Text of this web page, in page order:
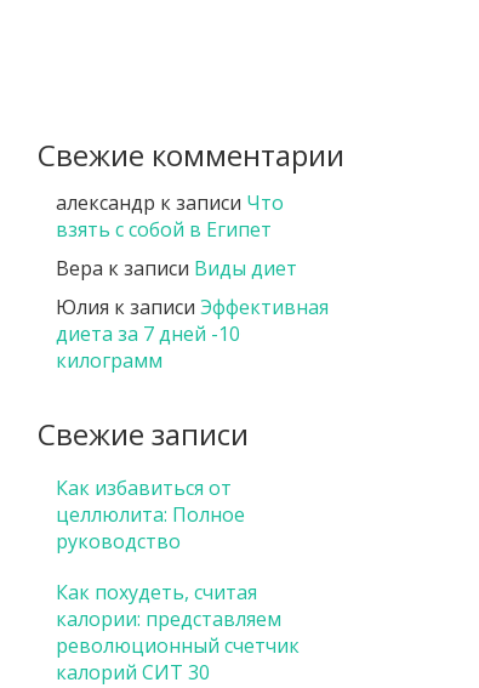
Свежие комментарии
александр к записи Что
взять с собой в Египет
Вера к записи Виды диет
Юлия к записи Эффективная
диета за 7 дней -10
килограмм
Свежие записи
Как избавиться от
целлюлита: Полное
руководство
Как похудеть, считая
калории: представляем
революционный счетчик
калорий СИТ 30